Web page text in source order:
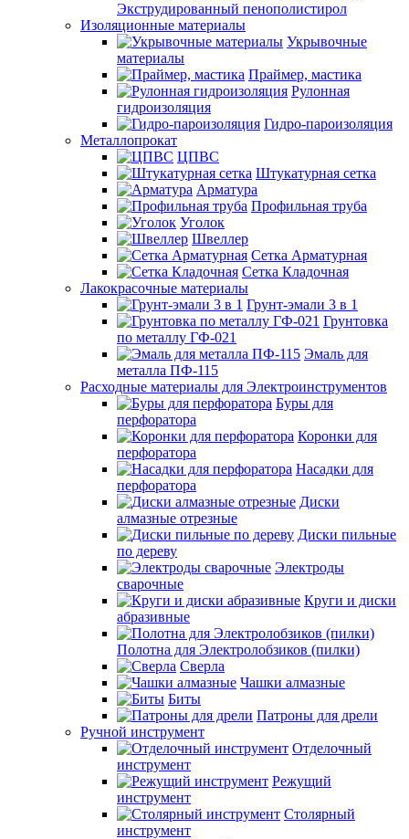
Экструдированный пенополистирол
Изоляционные материалы
Укрывочные
материалы
Праймер, мастика
Рулонная
гидроизоляция
Гидро-пароизоляция
Металлопрокат
ЦПВС
Штукатурная сетка
Арматура
Профильная труба
Уголок
Швеллер
Сетка Арматурная
Сетка Кладочная
Лакокрасочные материалы
Грунт-эмали 3 в 1
Грунтовка
по металлу ГФ-021
Эмаль для
металла ПФ-115
Расходные материалы для Электроинструментов
Буры для
перфоратора
Коронки для
перфоратора
Насадки для
перфоратора
Диски
алмазные отрезные
Диски пильные
по дереву
Электроды
сварочные
Круги и диски
абразивные
Полотна для Электролобзиков (пилки)
Сверла
Чашки алмазные
Биты
Патроны для дрели
Ручной инструмент
Отделочный
инструмент
Режущий
инструмент
Столярный
инструмент